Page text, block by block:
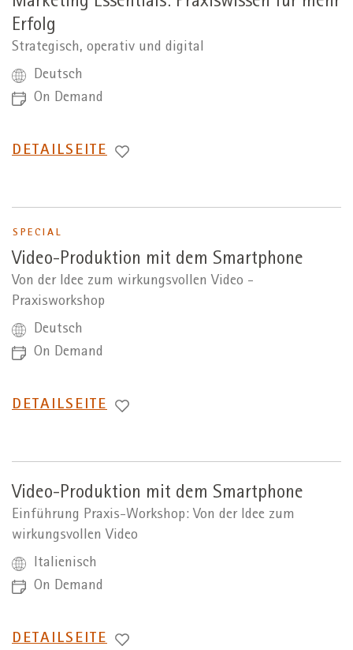
Erfolg
Strategisch, operativ und digital
Deutsch
On Demand
WECHSEL
DETAILSEITE
SPECIAL
Video-Produktion mit dem Smartphone
Von der Idee zum wirkungsvollen Video -
Praxisworkshop
Deutsch
On Demand
WECHSEL
DETAILSEITE
Video-Produktion mit dem Smartphone
Einführung Praxis-Workshop: Von der Idee zum
wirkungsvollen Video
Italienisch
On Demand
WECHSEL
DETAILSEITE